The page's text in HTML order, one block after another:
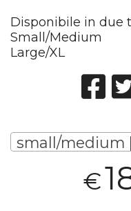
Disponibile in due
Small/Medium
Large/XL
small/medium
€